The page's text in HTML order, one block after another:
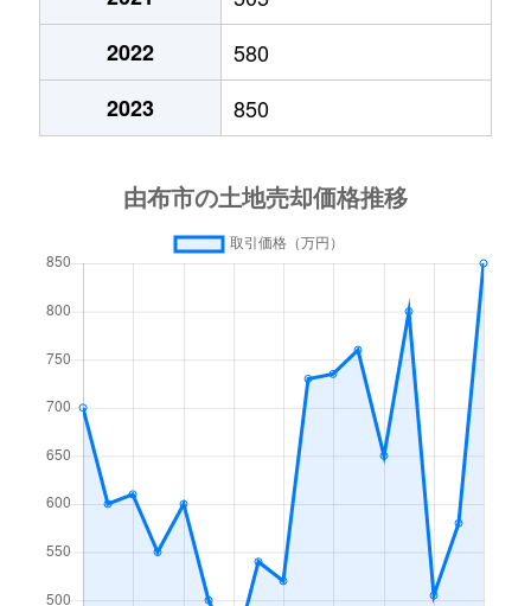
2022
580
2023
850